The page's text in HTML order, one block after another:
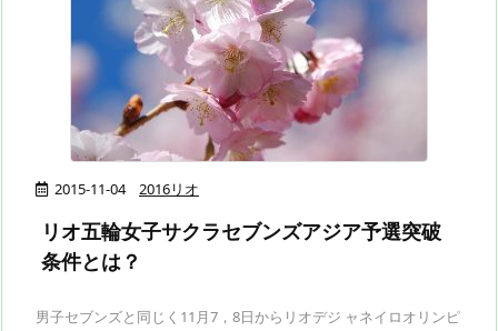
2015-11-04 2016リオ
リオ五輪女子サクラセブンズアジア予選突破
条件とは？
男子セブンズと同じく11月7，8日からリオデジ ャネイロオリンピ